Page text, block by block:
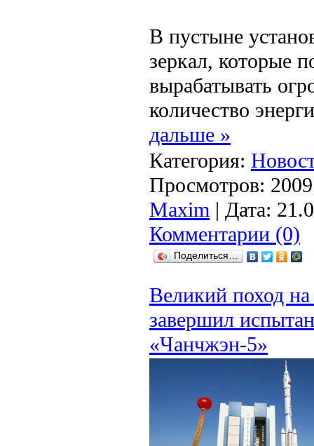
В пустыне
зеркал, которые
вырабатывать
количество
дальше »
Категория:
Просмотров:
Maxim | Дата:
Комментарии (0)
Поделиться…
Великий поход
завершил
«Чанчжэн-5»